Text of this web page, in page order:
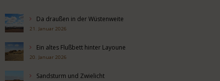
Da draußen in der Wüstenweite
21. Januar 2026
Ein altes Flußbett hinter Layoune
20. Januar 2026
Sandsturm und Zwielicht